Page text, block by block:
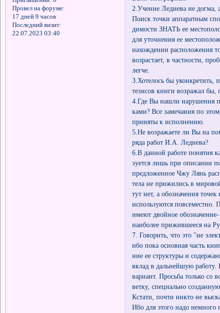
Провел на форуме:
17 дней 9 часов
Последний визит:
22.07.2023 03:40
2.Учение Леднева не догма,
Поиск точки аппаратным
димости ЗНАТЬ ее
для уточнения ее
нахождении расположения
возрастает, в частности,
легче.
3.Хотелось бы уконкретить,
тезисов книги возражал
4.Где Вы нашли нарушения
ками? Все замечания по
приняты к исполнению.
5.Не возражаете ли Вы на
ряда работ И.А. Леднева?
6.В данной работе понятия
зуется лишь при описании
предложенное Чжу Лянь
тела не прижились в
тут нет, а обозначения
используются повсеместно.
имеют двойное
наиболее прижившееся на
7. Говорить, что это "не
ибо пока основная часть
ние ее структуры и
вклад в дальнейшую
вариант. Просьба только со
ветку, специально
Кстати, почти никто не
Ибо для этого надо немного